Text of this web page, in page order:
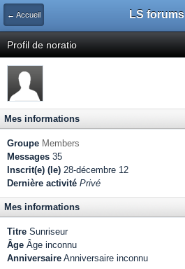
← Accueil LS forums
Profil de noratio
Mes informations
Groupe Members
Messages 35
Inscrit(e) (le) 28-décembre 12
Dernière activité Privé
Mes informations
Titre Sunriseur
Âge Âge inconnu
Anniversaire Anniversaire inconnu